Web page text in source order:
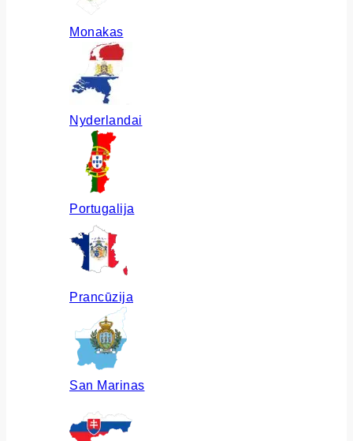
Monakas
Nyderlandai
Portugalija
Prancūzija
San Marinas